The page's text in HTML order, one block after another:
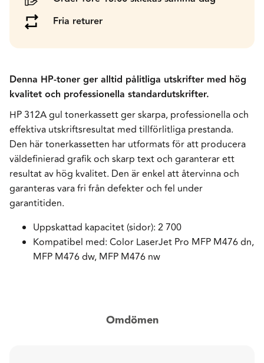
Fria returer
Denna HP-toner ger alltid pålitliga utskrifter med hög
kvalitet och professionella standardutskrifter.
HP 312A gul tonerkassett ger skarpa, professionella och
effektiva utskriftsresultat med tillförlitliga prestanda.
Den här tonerkassetten har utformats för att producera
väldefinierad grafik och skarp text och garanterar ett
resultat av hög kvalitet. Den är enkel att återvinna och
garanteras vara fri från defekter och fel under
garantitiden.
Uppskattad kapacitet (sidor): 2 700
Kompatibel med: Color LaserJet Pro MFP M476 dn,
MFP M476 dw, MFP M476 nw
Omdömen